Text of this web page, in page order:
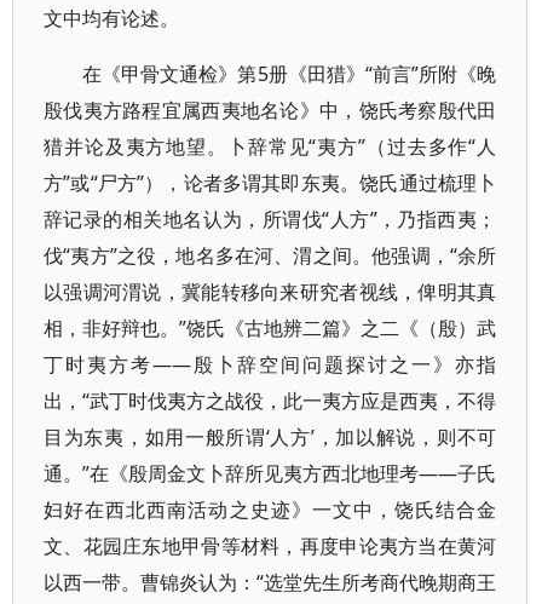
文中均有论述。
在《甲骨文通检》第5册《田猎》“前言”所附《晚
殷伐夷方路程宜属西夷地名论》中，饶氏考察殷代田
猎并论及夷方地望。卜辞常见“夷方”（过去多作“人
方”或“尸方”），论者多谓其即东夷。饶氏通过梳理卜
辞记录的相关地名认为，所谓伐“人方”，乃指西夷；
伐“夷方”之役，地名多在河、渭之间。他强调，“余所
以强调河渭说，冀能转移向来研究者视线，俾明其真
相，非好辩也。”饶氏《古地辨二篇》之二《（殷）武
丁时夷方考——殷卜辞空间问题探讨之一》亦指
出，“武丁时伐夷方之战役，此一夷方应是西夷，不得
目为东夷，如用一般所谓‘人方’，加以解说，则不可
通。”在《殷周金文卜辞所见夷方西北地理考——子氏
妇好在西北西南活动之史迹》一文中，饶氏结合金
文、花园庄东地甲骨等材料，再度申论夷方当在黄河
以西一带。曹锦炎认为：“选堂先生所考商代晚期商王